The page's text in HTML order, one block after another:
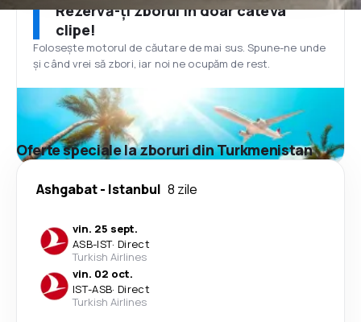
Rezervă-ți zborul în doar câteva
clipe!
Folosește motorul de căutare de mai sus. Spune-ne unde
și când vrei să zbori, iar noi ne ocupăm de rest.
Oferte speciale la zboruri din Turkmenistan
Ashgabat- Istanbul 8 zile
vin. 25 sept.
ASB-IST· Direct
Turkish Airlines
vin. 02 oct.
IST-ASB· Direct
Turkish Airlines